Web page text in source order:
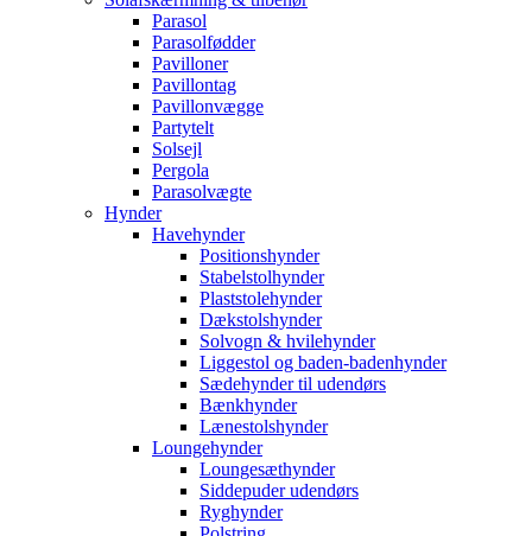
Parasol
Parasolfødder
Pavilloner
Pavillontag
Pavillonvægge
Partytelt
Solsejl
Pergola
Parasolvægte
Hynder
Havehynder
Positionshynder
Stabelstolhynder
Plaststolehynder
Dækstolshynder
Solvogn & hvilehynder
Liggestol og baden-badenhynder
Sædehynder til udendørs
Bænkhynder
Lænestolshynder
Loungehynder
Loungesæthynder
Siddepuder udendørs
Ryghynder